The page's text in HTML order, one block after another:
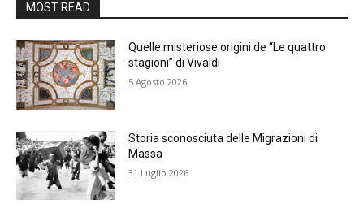
MOST READ
Quelle misteriose origini de “Le quattro
stagioni” di Vivaldi
5 Agosto 2026
Storia sconosciuta delle Migrazioni di
Massa
31 Luglio 2026